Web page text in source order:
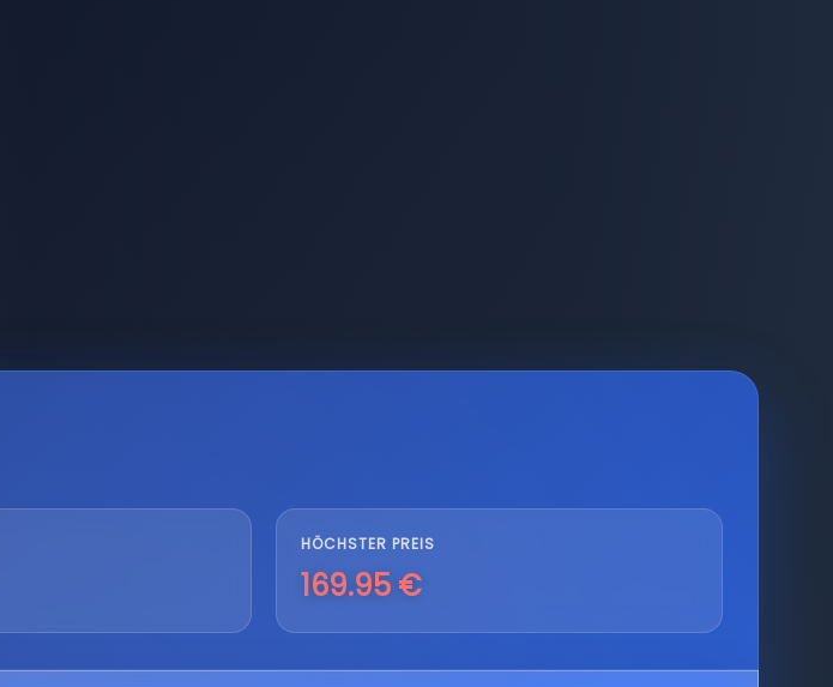
HÖCHSTER PREIS
169.95 €